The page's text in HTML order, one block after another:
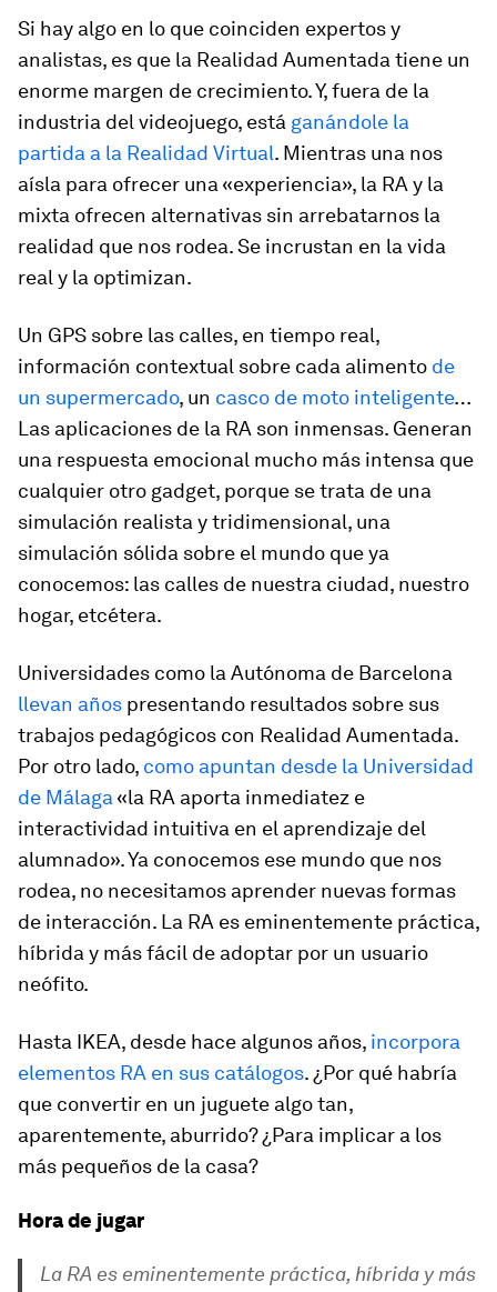
Si hay algo en lo que coinciden expertos y
analistas, es que la Realidad Aumentada tiene un
enorme margen de crecimiento. Y, fuera de la
industria del videojuego, está ganándole la
partida a la Realidad Virtual. Mientras una nos
aísla para ofrecer una «experiencia», la RA y la
mixta ofrecen alternativas sin arrebatarnos la
realidad que nos rodea. Se incrustan en la vida
real y la optimizan.
Un GPS sobre las calles, en tiempo real,
información contextual sobre cada alimento de
un supermercado, un casco de moto inteligente…
Las aplicaciones de la RA son inmensas. Generan
una respuesta emocional mucho más intensa que
cualquier otro gadget, porque se trata de una
simulación realista y tridimensional, una
simulación sólida sobre el mundo que ya
conocemos: las calles de nuestra ciudad, nuestro
hogar, etcétera.
Universidades como la Autónoma de Barcelona
llevan años presentando resultados sobre sus
trabajos pedagógicos con Realidad Aumentada.
Por otro lado, como apuntan desde la Universidad
de Málaga «la RA aporta inmediatez e
interactividad intuitiva en el aprendizaje del
alumnado». Ya conocemos ese mundo que nos
rodea, no necesitamos aprender nuevas formas
de interacción. La RA es eminentemente práctica,
híbrida y más fácil de adoptar por un usuario
neófito.
Hasta IKEA, desde hace algunos años, incorpora
elementos RA en sus catálogos. ¿Por qué habría
que convertir en un juguete algo tan,
aparentemente, aburrido? ¿Para implicar a los
más pequeños de la casa?
Hora de jugar
La RA es eminentemente práctica, híbrida y más